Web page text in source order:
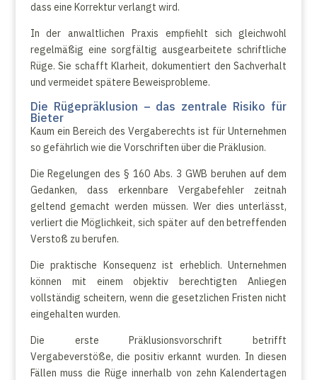
dass eine Korrektur verlangt wird.
In der anwaltlichen Praxis empfiehlt sich gleichwohl
regelmäßig eine sorgfältig ausgearbeitete schriftliche
Rüge. Sie schafft Klarheit, dokumentiert den Sachverhalt
und vermeidet spätere Beweisprobleme.
Die Rügepräklusion – das zentrale Risiko für
Bieter
Kaum ein Bereich des Vergaberechts ist für Unternehmen
so gefährlich wie die Vorschriften über die Präklusion.
Die Regelungen des § 160 Abs. 3 GWB beruhen auf dem
Gedanken, dass erkennbare Vergabefehler zeitnah
geltend gemacht werden müssen. Wer dies unterlässt,
verliert die Möglichkeit, sich später auf den betreffenden
Verstoß zu berufen.
Die praktische Konsequenz ist erheblich. Unternehmen
können mit einem objektiv berechtigten Anliegen
vollständig scheitern, wenn die gesetzlichen Fristen nicht
eingehalten wurden.
Die erste Präklusionsvorschrift betrifft
Vergabeverstöße, die positiv erkannt wurden. In diesen
Fällen muss die Rüge innerhalb von zehn Kalendertagen